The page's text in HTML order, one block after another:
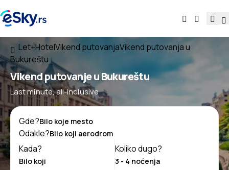
Let+HotelVikend putovanjaVikend putovanja u
Bukureštu
Vikend putovanje u Bukureštu
Last minute, all-inclusive
Gde?
Odakle?
Kada?
Koliko dugo?